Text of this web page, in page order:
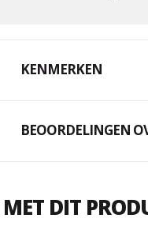
KENMERKEN
BEOORDELINGEN
MET DIT